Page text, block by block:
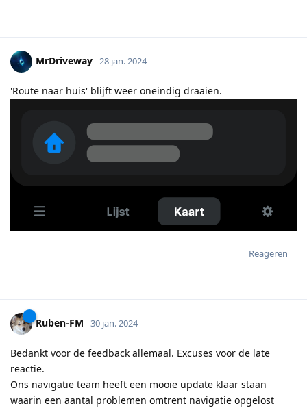
MrDriveway 28 jan. 2024
'Route naar huis' blijft weer oneindig draaien.
Reageren
Ruben-FM 30 jan. 2024
Bedankt voor de feedback allemaal. Excuses voor de late
reactie.
Ons navigatie team heeft een mooie update klaar staan
waarin een aantal problemen omtrent navigatie opgelost